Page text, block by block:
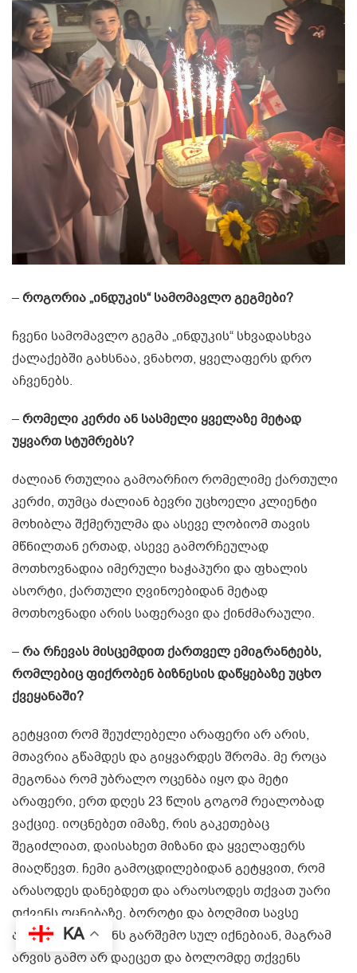
–როგორია „ინდუკის“ სამომავლო გეგმები?
ჩვენი სამომავლო გეგმა „ინდუკის“ სხვადასხვა
ქალაქებში გახსნაა, ვნახოთ, ყველაფერს დრო
აჩვენებს.
–რომელი კერძი ან სასმელი ყველაზე მეტად
უყვართ სტუმრებს?
ძალიან რთულია გამოარჩიო რომელიმე ქართული
კერძი, თუმცა ძალიან ბევრი უცხოელი კლიენტი
მოხიბლა შქმერულმა და ასევე ლობიომ თავის
მწნილთან ერთად, ასევე გამორჩეულად
მოთხოვნადია იმერული ხაჭაპური და ფხალის
ასორტი, ქართული ღვინოებიდან მეტად
მოთხოვნადი არის საფერავი და ქინძმარაული.
–რა რჩევას მისცემდით ქართველ ემიგრანტებს,
რომლებიც ფიქრობენ ბიზნესის დაწყებაზე უცხო
ქვეყანაში?
გეტყვით რომ შეუძლებელი არაფერი არ არის,
მთავრია გწამდეს და გიყვარდეს შრომა. მე როცა
მეგონაა რომ უბრალო ოცენბა იყო და მეტი
არაფერი, ერთ დღეს 23 წლის გოგომ რეალობად
ვაქციე. იოცნებეთ იმაზე, რის გაკეთებაც
შეგიძლიათ, დაისახეთ მიზანი და ყველაფერს
მიაღწევთ. ჩემი გამოცდილებიდან გეტყვით, რომ
არასოდეს დანებდეთ და არაოსოდეს თქვათ უარი
თქვენს ოცნებაზე. ბოროტი და ბოღმით სავსე
ადამიანები ჩვენს გარშემო სულ იქნებიან, მაგრამ
არვის გამო არ დაეცეთ და ბოლომდე თქვენს
KA